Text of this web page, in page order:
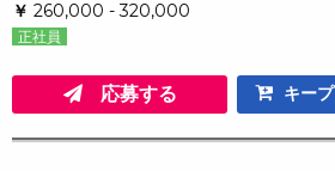
￥ 260,000 - 320,000
正社員
応募する キー